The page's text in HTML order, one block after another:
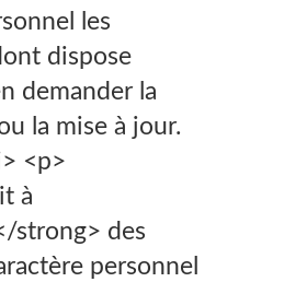
les
dispose
demander la
la mise à jour.
<p>
à
strong> des
personnel